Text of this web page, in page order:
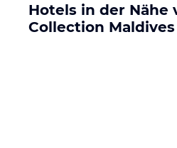
Hotels in der Nähe
Collection